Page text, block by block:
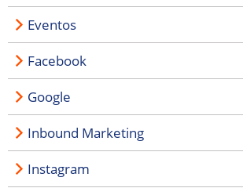
Eventos
Facebook
Google
Inbound Marketing
Instagram